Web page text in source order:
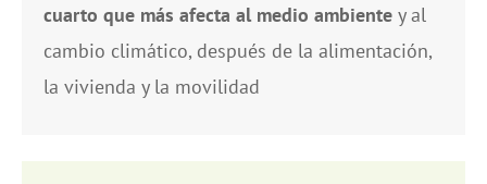
cuarto que más afecta al medio ambiente y al
cambio climático, después de la alimentación,
la vivienda y la movilidad